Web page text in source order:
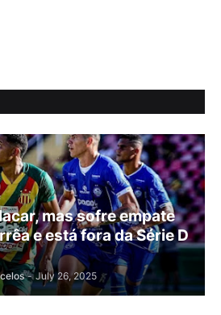
mas sofre empate
e está fora da Série D
- July 26, 2025